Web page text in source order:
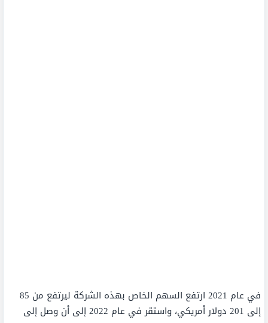
في عام 2021 ارتفع السهم الخاص بهذه الشركة ليرتفع من 85
إلى 201 دولار أمريكي، واستقر في عام 2022 إلى أن وصل إلى